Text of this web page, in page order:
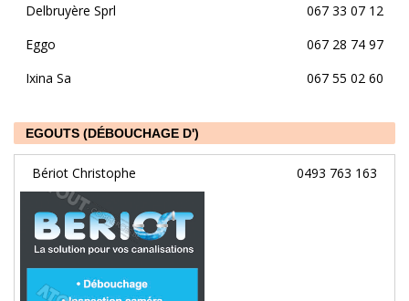
Delbruyère Sprl
067 33 07 12
Eggo
067 28 74 97
Ixina Sa
067 55 02 60
EGOUTS (DÉBOUCHAGE D')
Bériot Christophe 0493 763 163